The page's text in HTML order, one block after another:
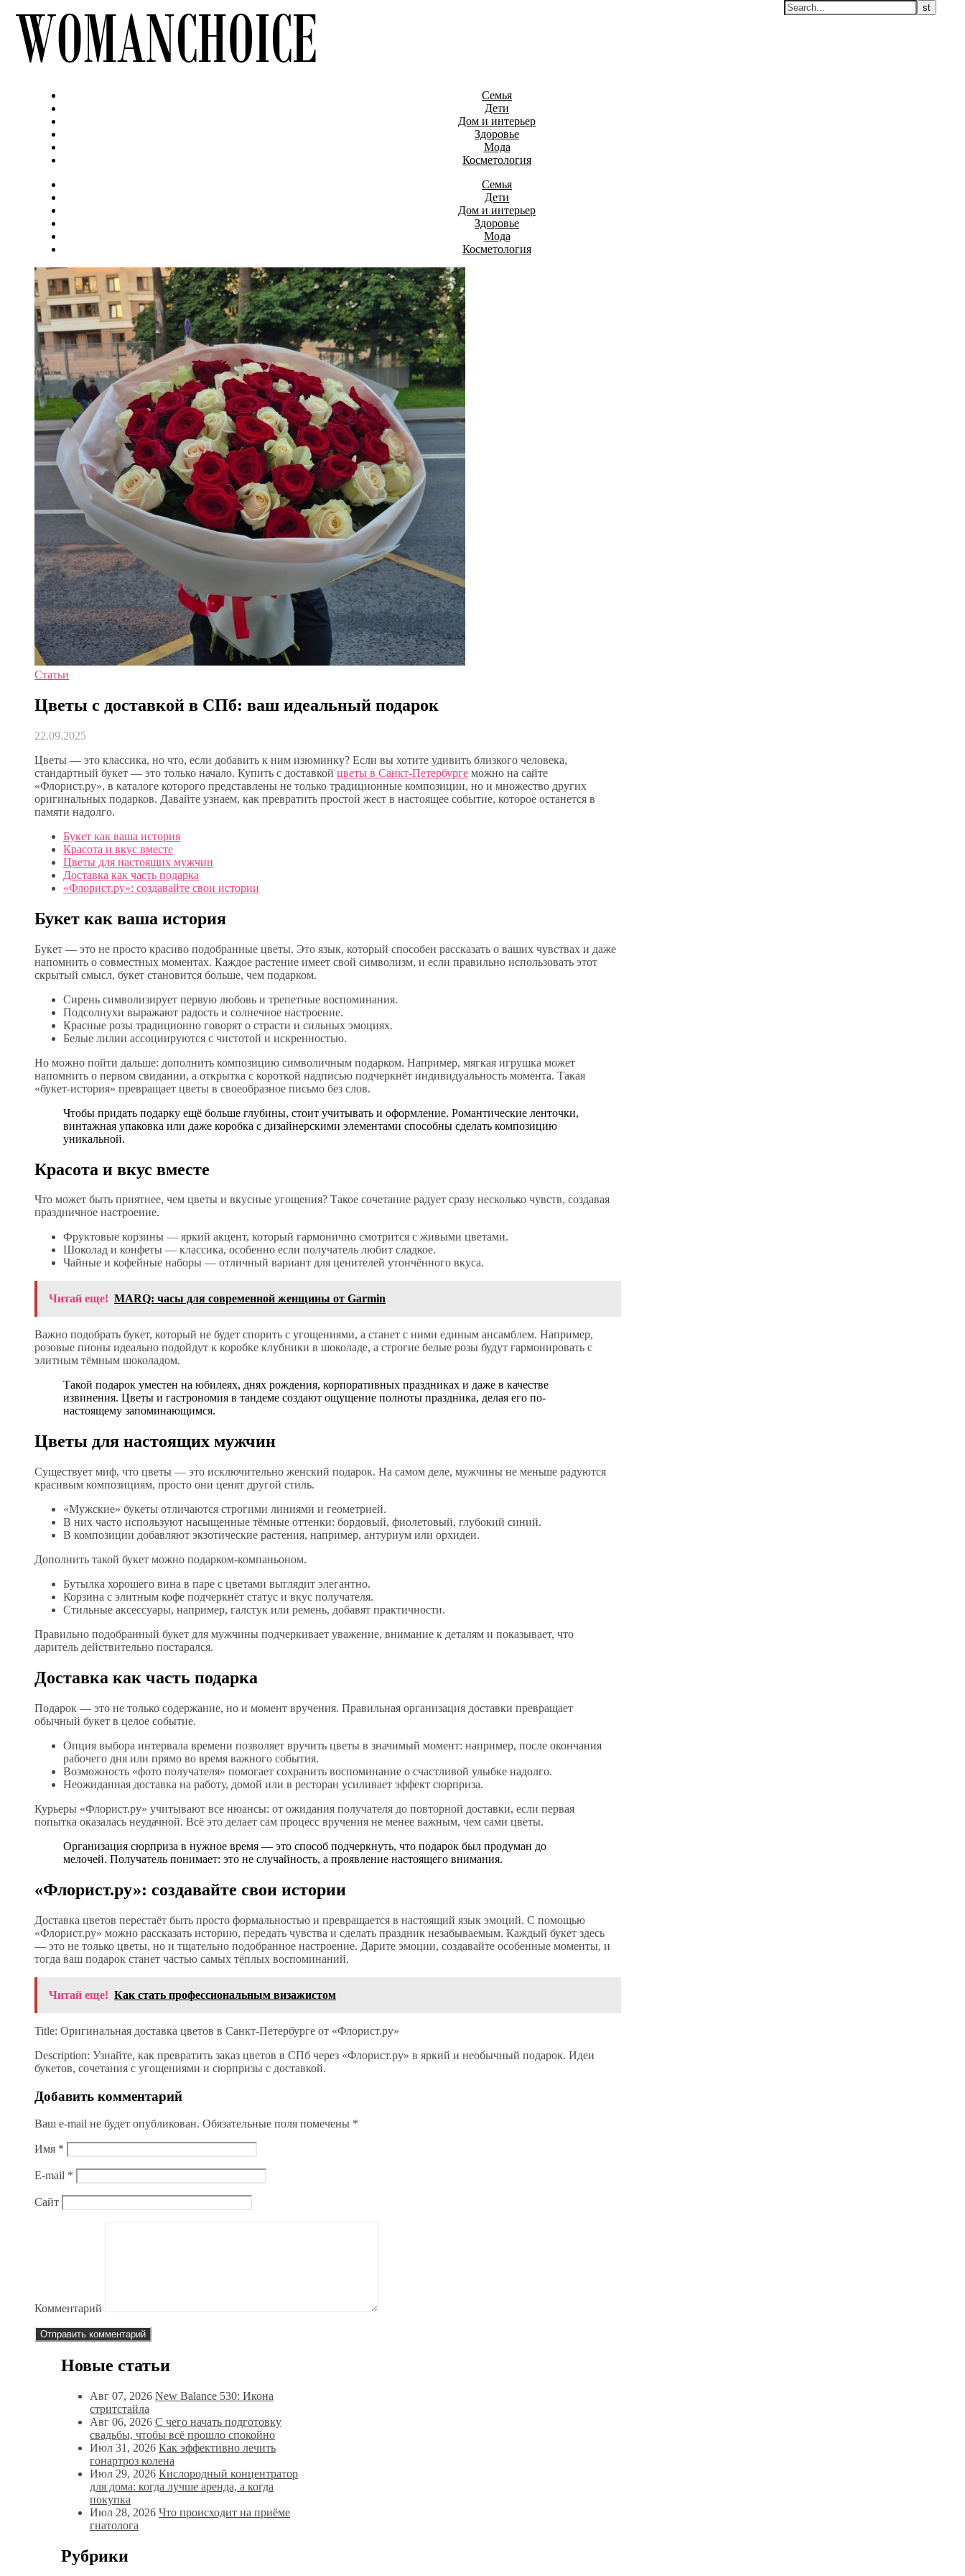
Семья
Дети
Дом и интерьер
Здоровье
Мода
Косметология
Семья
Дети
Дом и интерьер
Здоровье
Мода
Косметология
Статьи
Цветы с доставкой в СПб: ваш идеальный подарок
22.09.2025
Цветы — это классика, но что, если добавить к ним изюминку? Если вы хотите удивить близкого человека,
стандартный букет — это только начало. Купить с доставкой цветы в Санкт-Петербурге можно на сайте
«Флорист.ру», в каталоге которого представлены не только традиционные композиции, но и множество других
оригинальных подарков. Давайте узнаем, как превратить простой жест в настоящее событие, которое останется в
памяти надолго.
Букет как ваша история
Красота и вкус вместе
Цветы для настоящих мужчин
Доставка как часть подарка
«Флорист.ру»: создавайте свои истории
Букет как ваша история
Букет — это не просто красиво подобранные цветы. Это язык, который способен рассказать о ваших чувствах и даже
напомнить о совместных моментах. Каждое растение имеет свой символизм, и если правильно использовать этот
скрытый смысл, букет становится больше, чем подарком.
Сирень символизирует первую любовь и трепетные воспоминания.
Подсолнухи выражают радость и солнечное настроение.
Красные розы традиционно говорят о страсти и сильных эмоциях.
Белые лилии ассоциируются с чистотой и искренностью.
Но можно пойти дальше: дополнить композицию символичным подарком. Например, мягкая игрушка может
напомнить о первом свидании, а открытка с короткой надписью подчеркнёт индивидуальность момента. Такая
«букет-история» превращает цветы в своеобразное письмо без слов.
Чтобы придать подарку ещё больше глубины, стоит учитывать и оформление. Романтические ленточки,
винтажная упаковка или даже коробка с дизайнерскими элементами способны сделать композицию
уникальной.
Красота и вкус вместе
Что может быть приятнее, чем цветы и вкусные угощения? Такое сочетание радует сразу несколько чувств, создавая
праздничное настроение.
Фруктовые корзины — яркий акцент, который гармонично смотрится с живыми цветами.
Шоколад и конфеты — классика, особенно если получатель любит сладкое.
Чайные и кофейные наборы — отличный вариант для ценителей утончённого вкуса.
Читай еще! MARQ: часы для современной женщины от Garmin
Важно подобрать букет, который не будет спорить с угощениями, а станет с ними единым ансамблем. Например,
розовые пионы идеально подойдут к коробке клубники в шоколаде, а строгие белые розы будут гармонировать с
элитным тёмным шоколадом.
Такой подарок уместен на юбилеях, днях рождения, корпоративных праздниках и даже в качестве
извинения. Цветы и гастрономия в тандеме создают ощущение полноты праздника, делая его по-
настоящему запоминающимся.
Цветы для настоящих мужчин
Существует миф, что цветы — это исключительно женский подарок. На самом деле, мужчины не меньше радуются
красивым композициям, просто они ценят другой стиль.
«Мужские» букеты отличаются строгими линиями и геометрией.
В них часто используют насыщенные тёмные оттенки: бордовый, фиолетовый, глубокий синий.
В композиции добавляют экзотические растения, например, антуриум или орхидеи.
Дополнить такой букет можно подарком-компаньоном.
Бутылка хорошего вина в паре с цветами выглядит элегантно.
Корзина с элитным кофе подчеркнёт статус и вкус получателя.
Стильные аксессуары, например, галстук или ремень, добавят практичности.
Правильно подобранный букет для мужчины подчеркивает уважение, внимание к деталям и показывает, что
даритель действительно постарался.
Доставка как часть подарка
Подарок — это не только содержание, но и момент вручения. Правильная организация доставки превращает
обычный букет в целое событие.
Опция выбора интервала времени позволяет вручить цветы в значимый момент: например, после окончания
рабочего дня или прямо во время важного события.
Возможность «фото получателя» помогает сохранить воспоминание о счастливой улыбке надолго.
Неожиданная доставка на работу, домой или в ресторан усиливает эффект сюрприза.
Курьеры «Флорист.ру» учитывают все нюансы: от ожидания получателя до повторной доставки, если первая
попытка оказалась неудачной. Всё это делает сам процесс вручения не менее важным, чем сами цветы.
Организация сюрприза в нужное время — это способ подчеркнуть, что подарок был продуман до
мелочей. Получатель понимает: это не случайность, а проявление настоящего внимания.
«Флорист.ру»: создавайте свои истории
Доставка цветов перестаёт быть просто формальностью и превращается в настоящий язык эмоций. С помощью
«Флорист.ру» можно рассказать историю, передать чувства и сделать праздник незабываемым. Каждый букет здесь
— это не только цветы, но и тщательно подобранное настроение. Дарите эмоции, создавайте особенные моменты, и
тогда ваш подарок станет частью самых тёплых воспоминаний.
Читай еще! Как стать профессиональным визажистом
Title: Оригинальная доставка цветов в Санкт-Петербурге от «Флорист.ру»
Description: Узнайте, как превратить заказ цветов в СПб через «Флорист.ру» в яркий и необычный подарок. Идеи
букетов, сочетания с угощениями и сюрпризы с доставкой.
Добавить комментарий
Ваш e-mail не будет опубликован. Обязательные поля помечены *
Имя *
E-mail *
Сайт
Комментарий
Новые статьи
Авг 07, 2026 New Balance 530: Икона
стритстайла
Авг 06, 2026 С чего начать подготовку
свадьбы, чтобы всё прошло спокойно
Июл 31, 2026 Как эффективно лечить
гонартроз колена
Июл 29, 2026 Кислородный концентратор
для дома: когда лучше аренда, а когда
покупка
Июл 28, 2026 Что происходит на приёме
гнатолога
Рубрики